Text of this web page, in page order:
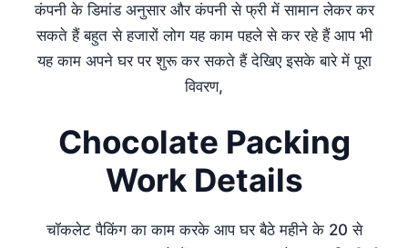
कंपनी के डिमांड अनुसार और कंपनी से फ्री में सामान लेकर कर
सकते हैं बहुत से हजारों लोग यह काम पहले से कर रहे हैं आप भी
यह काम अपने घर पर शुरू कर सकते हैं देखिए इसके बारे में पूरा
विवरण,
Chocolate Packing
Work Details
चॉकलेट पैकिंग का काम करके आप घर बैठे महीने के 20 से